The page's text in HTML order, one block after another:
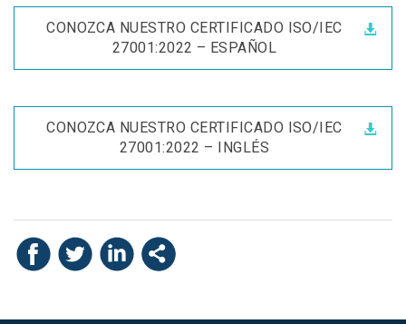
CONOZCA NUESTRO CERTIFICADO ISO/IEC
27001:2022 – ESPAÑOL
CONOZCA NUESTRO CERTIFICADO ISO/IEC
27001:2022 – INGLÉS